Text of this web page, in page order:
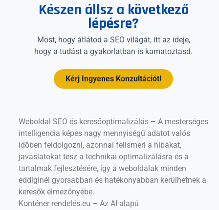
Készen állsz a következő
lépésre?
Most, hogy átlátod a SEO világát, itt az ideje,
hogy a tudást a gyakorlatban is kamatoztasd.
Kérj Ingyenes Konzultációt!
Weboldal SEO és keresőoptimalizálás – A mesterséges
intelligencia képes nagy mennyiségű adatot valós
időben feldolgozni, azonnal felismeri a hibákat,
javaslatokat tesz a technikai optimalizálásra és a
tartalmak fejlesztésére, így a weboldalak minden
eddiginél gyorsabban és hatékonyabban kerülhetnek a
keresők élmezőnyébe.
Konténer-rendelés.eu – Az AI-alapú